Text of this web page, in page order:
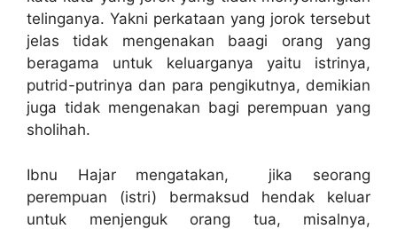
telinganya. Yakni perkataan yang jorok tersebut
jelas tidak mengenakan baagi orang yang
beragama untuk keluarganya yaitu istrinya,
putrid-putrinya dan para pengikutnya, demikian
juga tidak mengenakan bagi perempuan yang
sholihah.
Ibnu Hajar mengatakan, jika seorang
perempuan (istri) bermaksud hendak keluar
untuk menjenguk orang tua, misalnya,